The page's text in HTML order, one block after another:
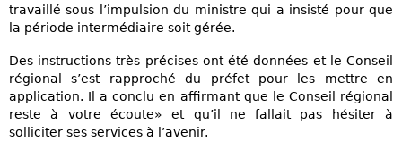
travaillé sous l’impulsion du ministre qui a insisté pour que
la période intermédiaire soit gérée.
Des instructions très précises ont été données et le Conseil
régional s’est rapproché du préfet pour les mettre en
application. Il a conclu en affirmant que le Conseil régional
reste à votre écoute» et qu’il ne fallait pas hésiter à
solliciter ses services à l’avenir.